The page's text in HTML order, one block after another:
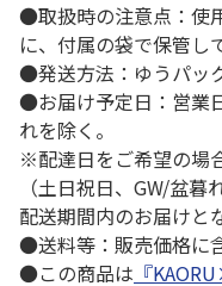
●取扱時の注意点：使
に、付属の袋で保管し
●発送方法：ゆうパッ
●お届け予定日：営業
れを除く。
※配達日をご希望の場
（土日祝日、GW/盆
配送期間内のお届けと
●送料等：販売価格に
●この商品は 『